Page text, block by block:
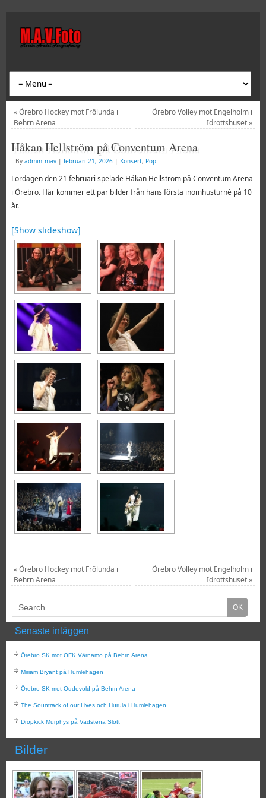
«Örebro Hockey mot Frölunda i
Behrn Arena
Örebro Volley mot Engelholm i
Idrottshuset»
Håkan Hellström på Conventum Arena
By admin_mav | februari 21, 2026 | Konsert, Pop
Lördagen den 21 februari spelade Håkan Hellström på Conventum Arena
i Örebro. Här kommer ett par bilder från hans första inomhusturné på 10
år.
[Show slideshow]
«Örebro Hockey mot Frölunda i
Behrn Arena
Örebro Volley mot Engelholm i
Idrottshuset»
Senaste inläggen
Örebro SK mot OFK Värnamo på Behrn Arena
Miriam Bryant på Humlehagen
Örebro SK mot Oddevold på Behrn Arena
The Sountrack of our Lives och Hurula i Humlehagen
Dropkick Murphys på Vadstena Slott
Bilder